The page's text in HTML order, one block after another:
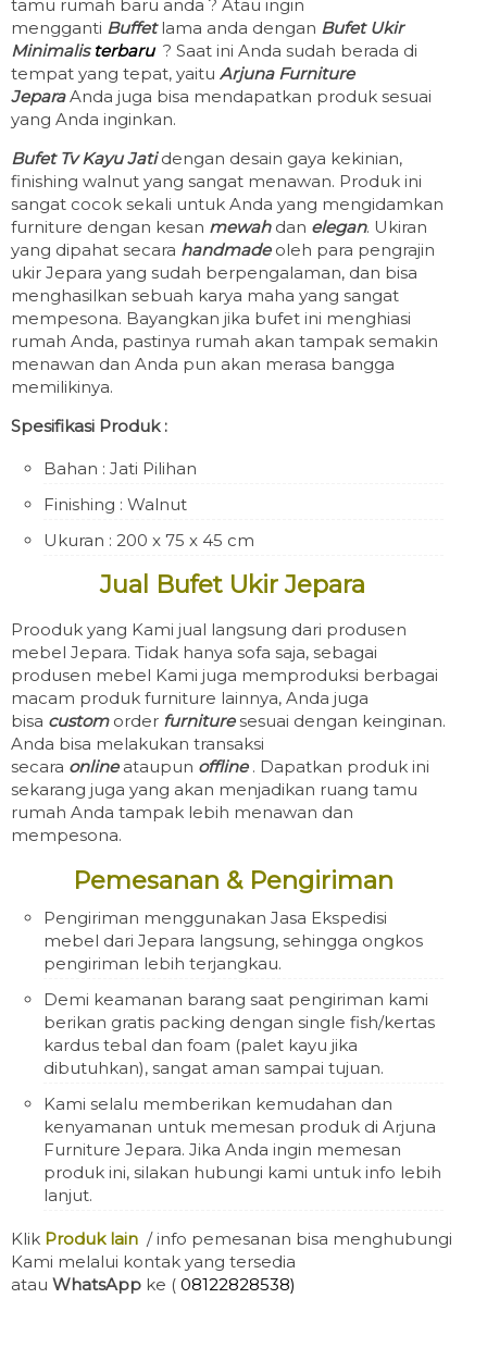
tamu rumah baru anda ? Atau ingin
mengganti Buffetlama anda dengan Bufet Ukir
Minimalis terbaru ? Saat ini Anda sudah berada di
tempat yang tepat, yaitu Arjuna Furniture
JeparaAnda juga bisa mendapatkan produk sesuai
yang Anda inginkan.
Bufet Tv Kayu Jati dengan desain gaya kekinian,
finishing walnut yang sangat menawan. Produk ini
sangat cocok sekali untuk Anda yang mengidamkan
furniture dengan kesan mewahdan elegan. Ukiran
yang dipahat secara handmadeoleh para pengrajin
ukir Jepara yang sudah berpengalaman, dan bisa
menghasilkan sebuah karya maha yang sangat
mempesona. Bayangkan jika bufet ini menghiasi
rumah Anda, pastinya rumah akan tampak semakin
menawan dan Anda pun akan merasa bangga
memilikinya.
Spesifikasi Produk :
Bahan : Jati Pilihan
Finishing : Walnut
Ukuran : 200 x 75 x 45 cm
Jual Bufet Ukir Jepara
Prooduk yang Kami jual langsung dari produsen
mebel Jepara. Tidak hanya sofa saja, sebagai
produsen mebel Kami juga memproduksi berbagai
macam produk furniture lainnya, Anda juga
bisa customorder furnituresesuai dengan keinginan.
Anda bisa melakukan transaksi
secara onlineataupun offline. Dapatkan produk ini
sekarang juga yang akan menjadikan ruang tamu
rumah Anda tampak lebih menawan dan
mempesona.
Pemesanan & Pengiriman
Pengiriman menggunakan Jasa Ekspedisi
mebel dari Jepara langsung, sehingga ongkos
pengiriman lebih terjangkau.
Demi keamanan barang saat pengiriman kami
berikan gratis packing dengan single fish/kertas
kardus tebal dan foam (palet kayu jika
dibutuhkan), sangat aman sampai tujuan.
Kami selalu memberikan kemudahan dan
kenyamanan untuk memesan produk di Arjuna
Furniture Jepara. Jika Anda ingin memesan
produk ini, silakan hubungi kami untuk info lebih
lanjut.
Klik Produk lain / info pemesanan bisa menghubungi
Kami melalui kontak yang tersedia
atau WhatsApp ke ( 08122828538)